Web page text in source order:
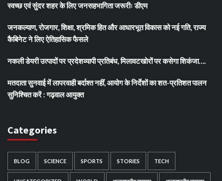
स्वच्छ एवं सुंदर शहर के लिए जनसहभागिता जरूरीः डीएम
जनकल्याण, रोजगार, शिक्षा, श्रमिक हित और आधारभूत विकास को नई गति, राज्य
कैबिनेट ने लिए ऐतिहासिक फैसले
नकली डेयरी उत्पादों पर प्रदेशव्यापी प्रतिबंध, मिलावटखोरों पर कसेगा शिकंजा….
मतदाता सुनवाई में लापरवाही बर्दाश्त नहीं, आयोग के निर्देशों का शत-प्रतिशत पालन
सुनिश्चित करें : गढ़वाल आयुक्त
Categories
BLOG SCIENCE SPORTS STORIES TECH